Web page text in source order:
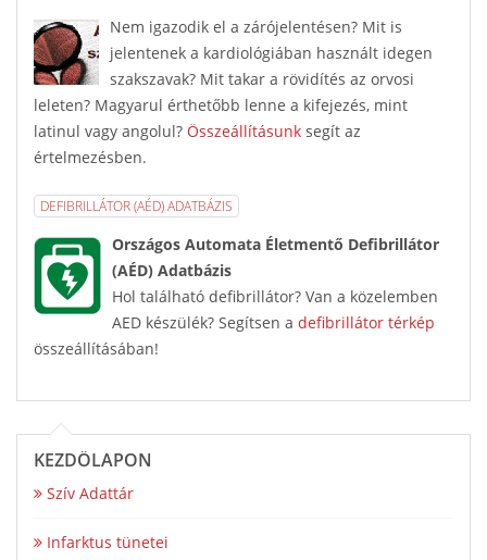
Nem igazodik el a zárójelentésen? Mit is
jelentenek a kardiológiában használt idegen
szakszavak? Mit takar a rövidítés az orvosi
leleten? Magyarul érthetőbb lenne a kifejezés, mint
latinul vagy angolul? Összeállításunk segít az
értelmezésben.
DEFIBRILLÁTOR (AÉD) ADATBÁZIS
Országos Automata Életmentő Defibrillátor
(AÉD) Adatbázis
Hol található defibrillátor? Van a közelemben
AED készülék? Segítsen a defibrillátor térkép
összeállításában!
KEZDŐLAPON
Szív Adattár
Infarktus tünetei